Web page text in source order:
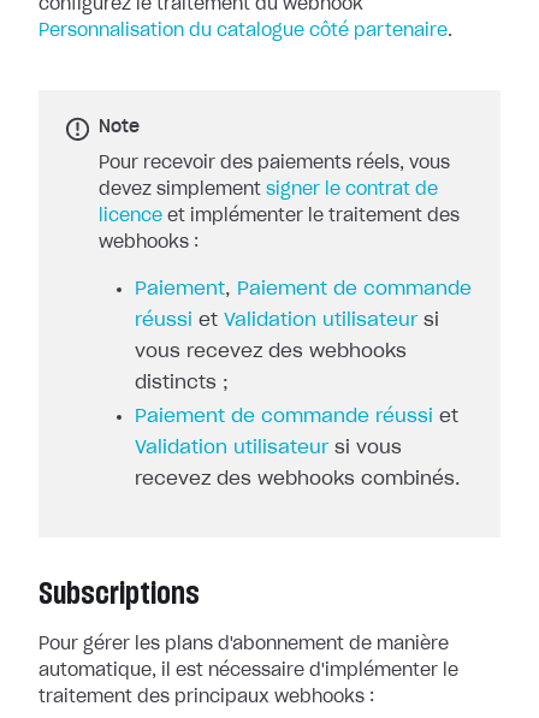
configurez le traitement du webhook
Personnalisation du catalogue côté partenaire.
Note
Pour recevoir des paiements réels, vous
devez simplement signer le contrat de
licence et implémenter le traitement des
webhooks :
Paiement, Paiement de commande
réussi et Validation utilisateursi
vous recevez des webhooks
distincts ;
Paiement de commande réussi et
Validation utilisateursi vous
recevez des webhooks combinés.
Subscriptions
Pour gérer les plans d'abonnement de manière
automatique, il est nécessaire d'implémenter le
traitement des principaux webhooks :